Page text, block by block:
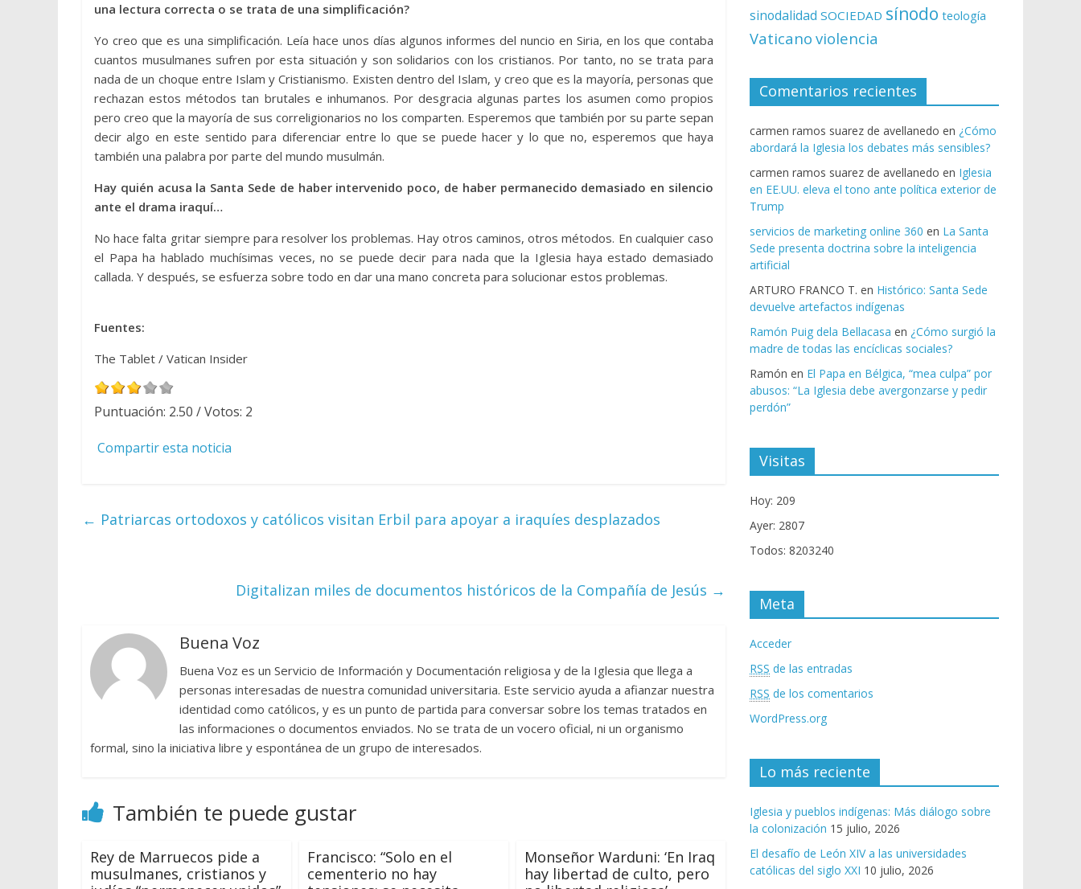
una lectura correcta o se trata de una simplificación?
Yo creo que es una simplificación. Leía hace unos días algunos informes del nuncio en Siria, en los que contaba
cuantos musulmanes sufren por esta situación y son solidarios con los cristianos. Por tanto, no se trata para
nada de un choque entre Islam y Cristianismo. Existen dentro del Islam, y creo que es la mayoría, personas que
rechazan estos métodos tan brutales e inhumanos. Por desgracia algunas partes los asumen como propios
pero creo que la mayoría de sus correligionarios no los comparten. Esperemos que también por su parte sepan
decir algo en este sentido para diferenciar entre lo que se puede hacer y lo que no, esperemos que haya
también una palabra por parte del mundo musulmán.
Hay quién acusa la Santa Sede de haber intervenido poco, de haber permanecido demasiado en silencio
ante el drama iraquí…
No hace falta gritar siempre para resolver los problemas. Hay otros caminos, otros métodos. En cualquier caso
el Papa ha hablado muchísimas veces, no se puede decir para nada que la Iglesia haya estado demasiado
callada. Y después, se esfuerza sobre todo en dar una mano concreta para solucionar estos problemas.
Fuentes:
The Tablet / Vatican Insider
Puntuación: 2.50 / Votos: 2
Compartir esta noticia
← Patriarcas ortodoxos y católicos visitan Erbil para apoyar a iraquíes desplazados
Digitalizan miles de documentos históricos de la Compañía de Jesús →
Buena Voz
Buena Voz es un Servicio de Información y Documentación religiosa y de la Iglesia que llega a
personas interesadas de nuestra comunidad universitaria. Este servicio ayuda a afianzar nuestra
identidad como católicos, y es un punto de partida para conversar sobre los temas tratados en
las informaciones o documentos enviados. No se trata de un vocero oficial, ni un organismo
formal, sino la iniciativa libre y espontánea de un grupo de interesados.
También te puede gustar
Rey de Marruecos pide a
musulmanes, cristianos y
Francisco: “Solo en el
cementerio no hay
Monseñor Warduni: ‘En Iraq
hay libertad de culto, pero
sinodalidad SOCIEDAD sínodo teología
Vaticano violencia
Comentarios recientes
carmen ramos suarez de avellanedo en ¿Cómo
abordará la Iglesia los debates más sensibles?
carmen ramos suarez de avellanedo en Iglesia
en EE.UU. eleva el tono ante política exterior de
Trump
servicios de marketing online 360 en La Santa
Sede presenta doctrina sobre la inteligencia
artificial
ARTURO FRANCO T. en Histórico: Santa Sede
devuelve artefactos indígenas
Ramón Puig dela Bellacasa en ¿Cómo surgió la
madre de todas las encíclicas sociales?
Ramón en El Papa en Bélgica, “mea culpa” por
abusos: “La Iglesia debe avergonzarse y pedir
perdón”
Visitas
Hoy: 209
Ayer: 2807
Todos: 8203240
Meta
Acceder
RSS de las entradas
RSS de los comentarios
WordPress.org
Lo más reciente
Iglesia y pueblos indígenas: Más diálogo sobre
la colonización 15 julio, 2026
El desafío de León XIV a las universidades
católicas del siglo XXI 10 julio, 2026